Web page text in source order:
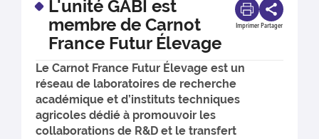
L'unité GABI est
membre de Carnot
France Futur Élevage
Imprimer Partager
Le Carnot France Futur Élevage est un
réseau de laboratoires de recherche
académique et d’instituts techniques
agricoles dédié à promouvoir les
collaborations de R&D et le transfert